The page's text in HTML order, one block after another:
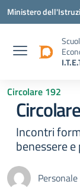
Vai ai contenuti
Vai al menu di
Vai al footer
Ministero
Circolare 192
Incontri
benessere